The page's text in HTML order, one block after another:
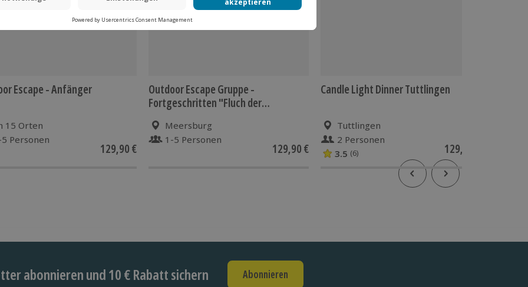
Escape - Anfänger
15 Orten
Personen
129,90 €
Outdoor Escape Gruppe -
Fortgeschritten "Fluch der
Meersburg
1-5 Personen
129,90 €
Candle Light Dinner Tuttlingen
Tuttlingen
2 Personen
3.5 (6) 129,90 €
abonnieren und 10 € Rabatt sichern Abonnieren